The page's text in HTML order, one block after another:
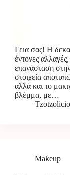
Γεια σας! Η
έντονες
επανάσταση
στοιχεία
αλλά και το
βλέμμα, με…
Makeup